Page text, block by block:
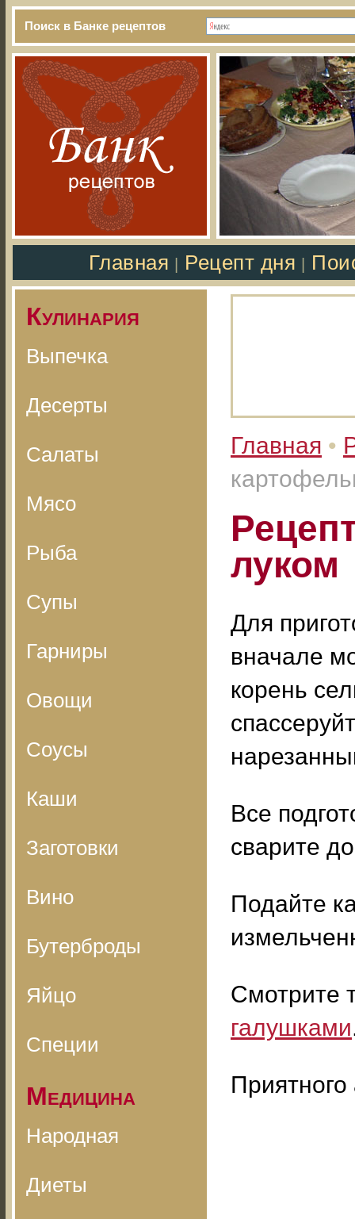
Поиск в Банке рецептов
Главная Рецепт дня
Кулинария
Выпечка
Десерты
Салаты
Мясо
Рыба
Супы
Гарниры
Овощи
Соусы
Каши
Заготовки
Вино
Бутерброды
Яйцо
Специи
Медицина
Народная
Диеты
Главная •
луком
Для
вначале
корень
Все
сварите
Подайте
Смотрите
галушками
Приятного